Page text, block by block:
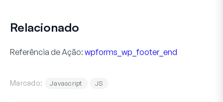
Relacionado
Referência de Ação: wpforms_wp_footer_end
Marcado: Javascript JS